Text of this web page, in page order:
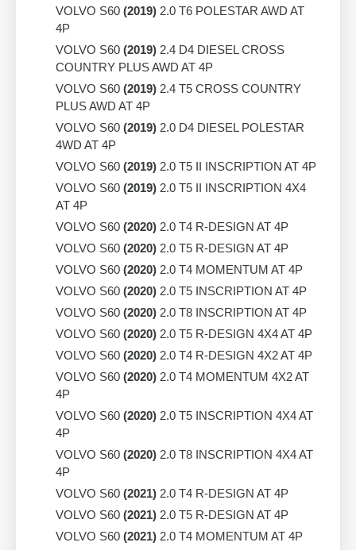
VOLVO S60 (2019) 2.0 T6 POLESTAR AWD AT
4P
VOLVO S60 (2019) 2.4 D4 DIESEL CROSS
COUNTRY PLUS AWD AT 4P
VOLVO S60 (2019) 2.4 T5 CROSS COUNTRY
PLUS AWD AT 4P
VOLVO S60 (2019) 2.0 D4 DIESEL POLESTAR
4WD AT 4P
VOLVO S60 (2019) 2.0 T5 II INSCRIPTION AT 4P
VOLVO S60 (2019) 2.0 T5 II INSCRIPTION 4X4
AT 4P
VOLVO S60 (2020) 2.0 T4 R-DESIGN AT 4P
VOLVO S60 (2020) 2.0 T5 R-DESIGN AT 4P
VOLVO S60 (2020) 2.0 T4 MOMENTUM AT 4P
VOLVO S60 (2020) 2.0 T5 INSCRIPTION AT 4P
VOLVO S60 (2020) 2.0 T8 INSCRIPTION AT 4P
VOLVO S60 (2020) 2.0 T5 R-DESIGN 4X4 AT 4P
VOLVO S60 (2020) 2.0 T4 R-DESIGN 4X2 AT 4P
VOLVO S60 (2020) 2.0 T4 MOMENTUM 4X2 AT
4P
VOLVO S60 (2020) 2.0 T5 INSCRIPTION 4X4 AT
4P
VOLVO S60 (2020) 2.0 T8 INSCRIPTION 4X4 AT
4P
VOLVO S60 (2021) 2.0 T4 R-DESIGN AT 4P
VOLVO S60 (2021) 2.0 T5 R-DESIGN AT 4P
VOLVO S60 (2021) 2.0 T4 MOMENTUM AT 4P